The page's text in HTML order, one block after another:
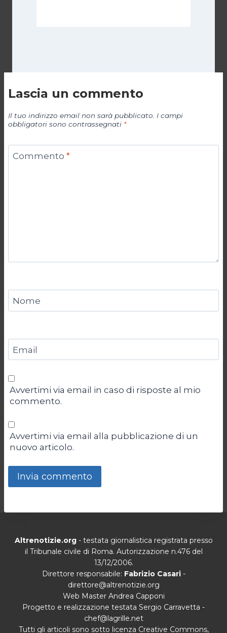
Lascia un commento
Il tuo indirizzo email non sarà pubblicato. I campi
obbligatori sono contrassegnati *
Commento *
Nome
Email
Avvertimi via email in caso di risposte al mio
commento.
Avvertimi via email alla pubblicazione di un
nuovo articolo.
Altrenotizie.org- testata giornalistica registrata presso
il Tribunale civile di Roma. Autorizzazione n.476 del
13/12/2006.
Direttore responsabile: Fabrizio Casari-
direttore@altrenotizie.org
Web Master Andrea Capponi
Progetto e realizzazione testata Sergio Carravetta -
chef@lagrille.net
Tutti gli articoli sono sotto licenza Creative Commons,